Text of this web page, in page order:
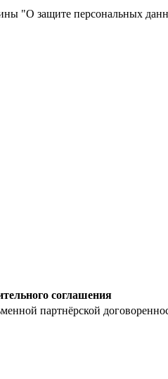
"О защите персональных
соглашения
партнёрской